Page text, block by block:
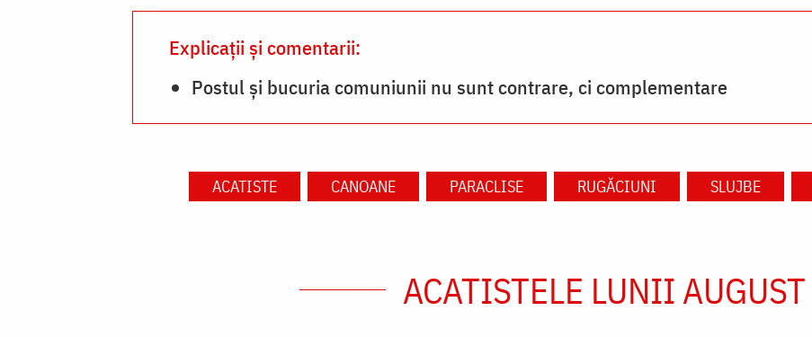
Explicații și comentarii:
Postul și bucuria comuniunii nu sunt contrare, ci complementare
ACATISTE CANOANE PARACLISE RUGĂCIUNI SLUJBE
ACATISTELE LUNII AUGUST